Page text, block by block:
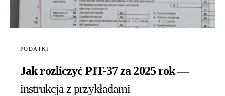
PODATKI
Jak rozliczyć PIT-37 za 2025 rok —
instrukcja z przykładami